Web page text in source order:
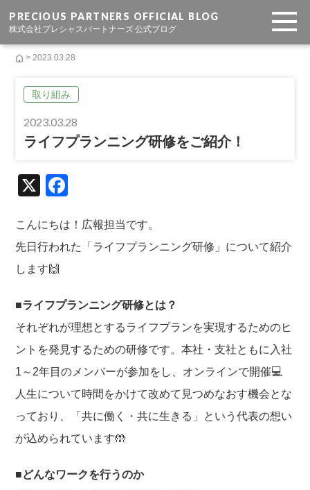
PRECIOUS PARTNERS OFFICIAL BLOG
株式会社プレシャスパートナーズ 公式ブログ
> 2023.03.28
取り組み
2023.03.28
ライフプランニング研修をご紹介！
X
c
e
o
o
k
こんにちは！広報担当です。
先日行われた「ライフプランニング研修」について紹介
します🙌
■ライフプランニング研修とは？
それぞれが理想とするライフプランを実現するためのヒ
ントを発見するための研修です。本社・支社ともに入社
1～2年目のメンバーが参加をし、オンラインで開催💻
人生について時間をかけて改めて見つめなおす機会とな
っており、「共に働く・共に生きる」という代表の想い
が込められています🤲
■どんなワークを行うのか